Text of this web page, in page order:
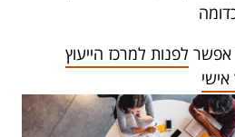
אפשר לפנות למרכז הייעוץ
אישי